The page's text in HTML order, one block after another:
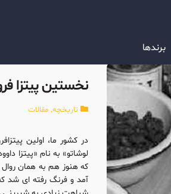
برندها
نخستین پیتزا
تاریخچه, مقالات
لوشاتو» به نام «پیتزا
که هنوز هم به همان
آمد و فرنگ رفته ای شد